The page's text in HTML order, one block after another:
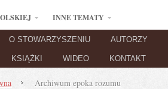
INNE TEMATY
O STOWARZYSZENIU AUTORZY
KSIĄŻKI WIDEO KONTAKT
Archiwum epoka rozumu